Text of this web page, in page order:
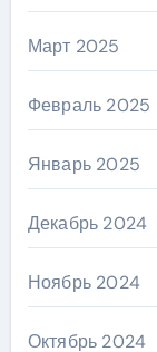
Март 2025
Февраль 2025
Январь 2025
Декабрь 2024
Ноябрь 2024
Октябрь 2024